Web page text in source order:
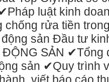
luật kinh
chống rửa tiền
sản Đầu tư
SẢN ✔Tổng
sản ✔Quy trình